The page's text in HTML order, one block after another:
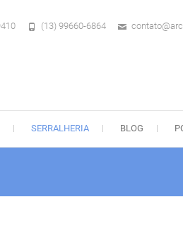
(13) 99660-6864
SERRALHERIA BLOG